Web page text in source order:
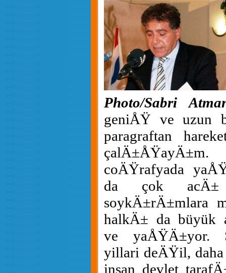
Photo/Sabri
geniÅŸ ve uzun
paragraftan
coÄŸrafyada
da çok acÄ±
soykÄ±rÄ±mlara
halkÄ± da büyük
ve yaÅŸÄ±yor.
yillari deÄŸil,
insan devlet